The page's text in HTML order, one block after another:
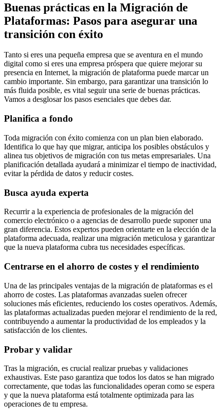
Buenas prácticas en la Migración de
Plataformas: Pasos para asegurar una
transición con éxito
Tanto si eres una pequeña empresa que se aventura en el mundo
digital como si eres una empresa próspera que quiere mejorar su
presencia en Internet, la migración de plataforma puede marcar un
cambio importante. Sin embargo, para garantizar una transición lo
más fluida posible, es vital seguir una serie de buenas prácticas.
Vamos a desglosar los pasos esenciales que debes dar.
Planifica a fondo
Toda migración con éxito comienza con un plan bien elaborado.
Identifica lo que hay que migrar, anticipa los posibles obstáculos y
alinea tus objetivos de migración con tus metas empresariales. Una
planificación detallada ayudará a minimizar el tiempo de inactividad,
evitar la pérdida de datos y reducir costes.
Busca ayuda experta
Recurrir a la experiencia de profesionales de la migración del
comercio electrónico o a agencias de desarrollo puede suponer una
gran diferencia. Estos expertos pueden orientarte en la elección de la
plataforma adecuada, realizar una migración meticulosa y garantizar
que la nueva plataforma cubra tus necesidades específicas.
Centrarse en el ahorro de costes y el rendimiento
Una de las principales ventajas de la migración de plataformas es el
ahorro de costes. Las plataformas avanzadas suelen ofrecer
soluciones más eficientes, reduciendo los costes operativos. Además,
las plataformas actualizadas pueden mejorar el rendimiento de la red,
contribuyendo a aumentar la productividad de los empleados y la
satisfacción de los clientes.
Probar y validar
Tras la migración, es crucial realizar pruebas y validaciones
exhaustivas. Este paso garantiza que todos los datos se han migrado
correctamente, que todas las funcionalidades operan como se espera
y que la nueva plataforma está totalmente optimizada para las
operaciones de tu empresa.